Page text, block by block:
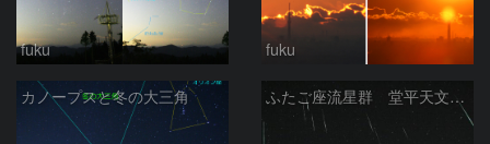
fuku fuku
カノープスと冬の大三角 ふたご座流星群 堂平天文台に降りそそぐ